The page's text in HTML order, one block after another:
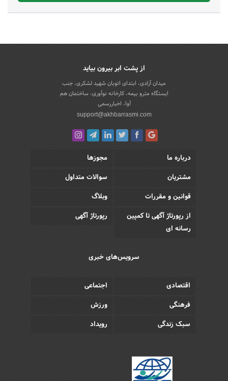
از پشت ابر بیرون بیاید
میدان آزادی، ابتدای اتوبان شهید لشکری، جنب
ایستگاه مترو بیمه، کارخانه نوآوری، ساختمان هم
آوا، اخباررسمی
support@akhbarrasmi.com
درباره ما
مجوزها
مشتریان
سوالات متداول
قوانین و مقررات
وبلاگ
از رپورتاژ آگهی تا کمپین
رسانه ای
رپورتاژ آگهی
سرویس‌های خبری
اقتصادی
اجتماعی
فرهنگی
ورزش
سبک زندگی
رویداد